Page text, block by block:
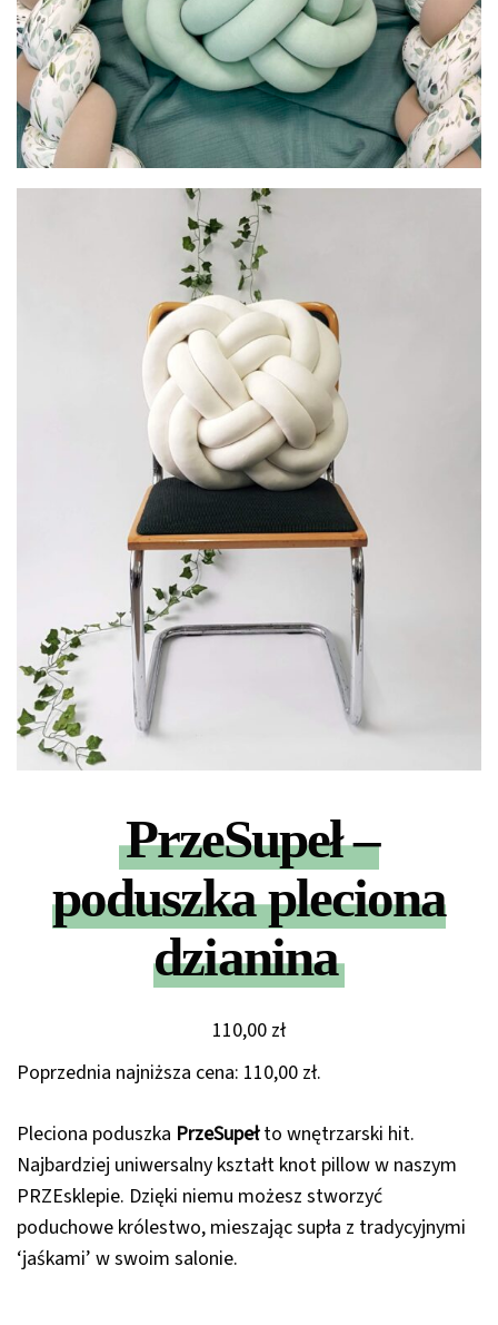
PrzeSupeł –
poduszka pleciona
dzianina
110,00 zł
Poprzednia najniższa cena: 110,00 zł.
Pleciona poduszka PrzeSupełto wnętrzarski hit.
Najbardziej uniwersalny kształt knot pillow w naszym
PRZEsklepie. Dzięki niemu możesz stworzyć
poduchowe królestwo, mieszając supła z tradycyjnymi
‘jaśkami’ w swoim salonie.